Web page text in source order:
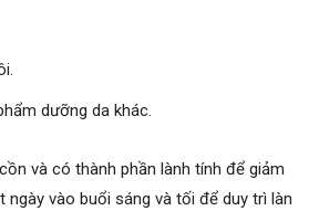
dưỡng da khác.
và có thành phần lành tính để giảm
vào buổi sáng và tối để duy trì làn